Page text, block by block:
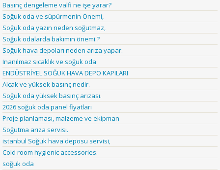
Basınç dengeleme valfi ne işe yarar?
Soğuk oda ve süpürmenin Önemi,
Soğuk oda yazın neden soğutmaz,
Soğuk odalarda bakımın önemi.?
Soğuk hava depoları neden arıza yapar.
Inanılmaz sıcaklık ve soğuk oda
ENDÜSTRİYEL SOĞUK HAVA DEPO KAPILARI
Alçak ve yüksek basınç nedir.
Soğuk oda yüksek basınç arızası.
2026 soğuk oda panel fiyatları
Proje planlaması, malzeme ve ekipman
Soğutma arıza servisi.
istanbul Soğuk hava deposu servisi,
Cold room hygienic accessories.
soğuk oda